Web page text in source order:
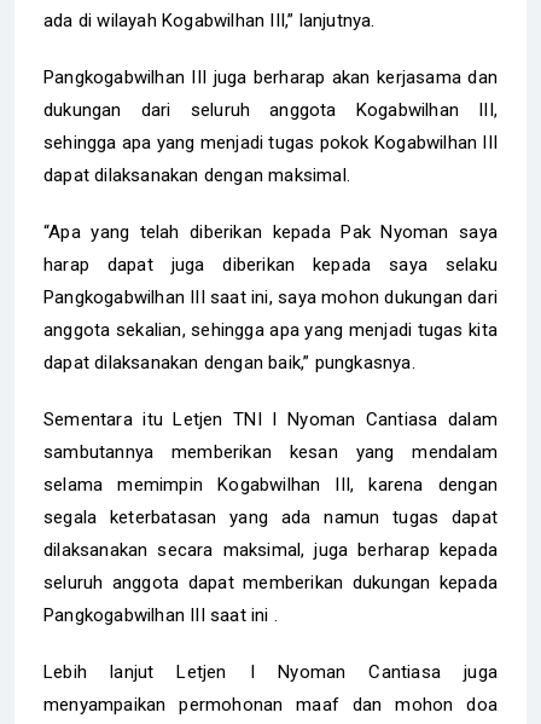
ada di wilayah Kogabwilhan III,” lanjutnya.
Pangkogabwilhan III juga berharap akan kerjasama dan
dukungan dari seluruh anggota Kogabwilhan III,
sehingga apa yang menjadi tugas pokok Kogabwilhan III
dapat dilaksanakan dengan maksimal.
“Apa yang telah diberikan kepada Pak Nyoman saya
harap dapat juga diberikan kepada saya selaku
Pangkogabwilhan III saat ini, saya mohon dukungan dari
anggota sekalian, sehingga apa yang menjadi tugas kita
dapat dilaksanakan dengan baik,” pungkasnya.
Sementara itu Letjen TNI I Nyoman Cantiasa dalam
sambutannya memberikan kesan yang mendalam
selama memimpin Kogabwilhan III, karena dengan
segala keterbatasan yang ada namun tugas dapat
dilaksanakan secara maksimal, juga berharap kepada
seluruh anggota dapat memberikan dukungan kepada
Pangkogabwilhan III saat ini .
Lebih lanjut Letjen I Nyoman Cantiasa juga
menyampaikan permohonan maaf dan mohon doa